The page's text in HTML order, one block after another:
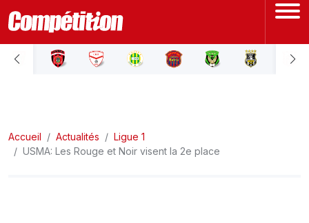
ACCUEIL
LIGUE 2
Accueil Actualités
Ligue 1
USMA: Les Rouge et Noir visent la 2e place